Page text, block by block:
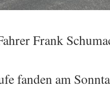
Frank
fanden am